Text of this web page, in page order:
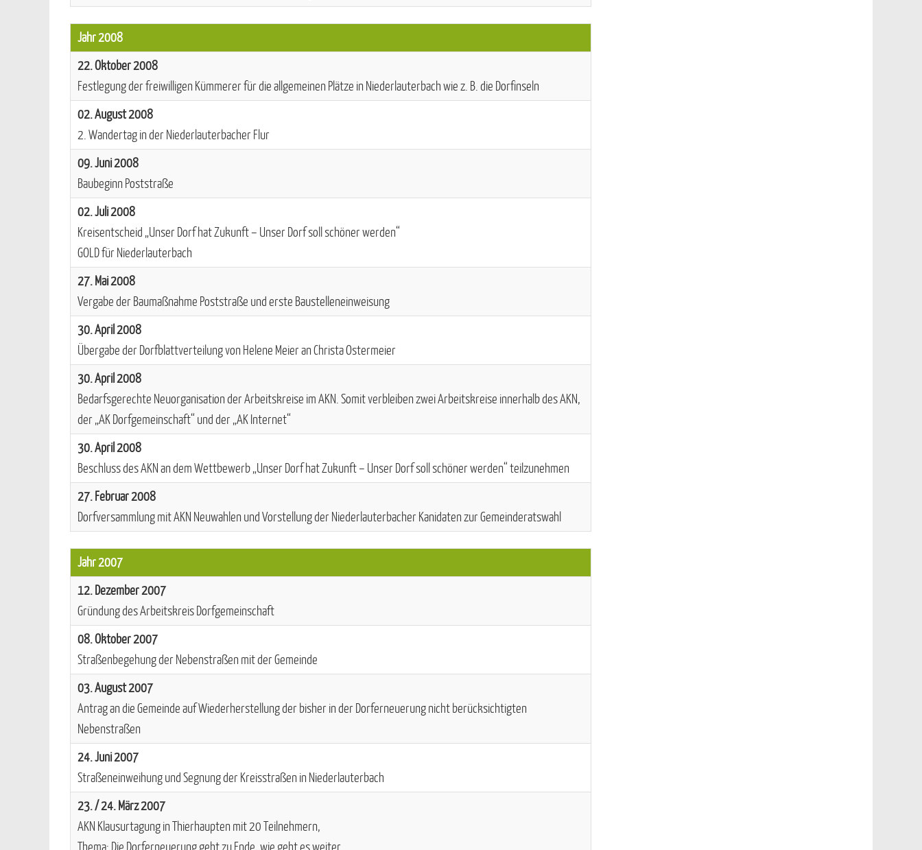
Jahr 2008
22. Oktober 2008
Festlegung der freiwilligen Kümmerer für die allgemeinen Plätze in Niederlauterbach wie z. B. die Dorfinseln
02. August 2008
2. Wandertag in der Niederlauterbacher Flur
09. Juni 2008
Baubeginn Poststraße
02. Juli 2008
Kreisentscheid „Unser Dorf hat Zukunft – Unser Dorf soll schöner werden“
GOLD für Niederlauterbach
27. Mai 2008
Vergabe der Baumaßnahme Poststraße und erste Baustelleneinweisung
30. April 2008
Übergabe der Dorfblattverteilung von Helene Meier an Christa Ostermeier
30. April 2008
Bedarfsgerechte Neuorganisation der Arbeitskreise im AKN. Somit verbleiben zwei Arbeitskreise innerhalb des AKN,
der „AK Dorfgemeinschaft“ und der „AK Internet“
30. April 2008
Beschluss des AKN an dem Wettbewerb „Unser Dorf hat Zukunft – Unser Dorf soll schöner werden“ teilzunehmen
27. Februar 2008
Dorfversammlung mit AKN Neuwahlen und Vorstellung der Niederlauterbacher Kanidaten zur Gemeinderatswahl
Jahr 2007
12. Dezember 2007
Gründung des Arbeitskreis Dorfgemeinschaft
08. Oktober 2007
Straßenbegehung der Nebenstraßen mit der Gemeinde
03. August 2007
Antrag an die Gemeinde auf Wiederherstellung der bisher in der Dorferneuerung nicht berücksichtigten
Nebenstraßen
24. Juni 2007
Straßeneinweihung und Segnung der Kreisstraßen in Niederlauterbach
23. / 24. März 2007
AKN Klausurtagung in Thierhaupten mit 20 Teilnehmern,
Thema: Die Dorferneuerung geht zu Ende, wie geht es weiter